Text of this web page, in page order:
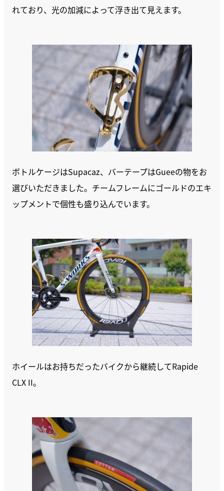
れており、光の加減によって浮き出て見えます。
ボトルケージはSupacaz、バーテープはGueeの物をお
選びいただきました。チームフレームにゴールドのエキ
ップメントで個性も盛り込んでいます。
ホイールはお持ちだったバイクから継続してRapide
CLX II。